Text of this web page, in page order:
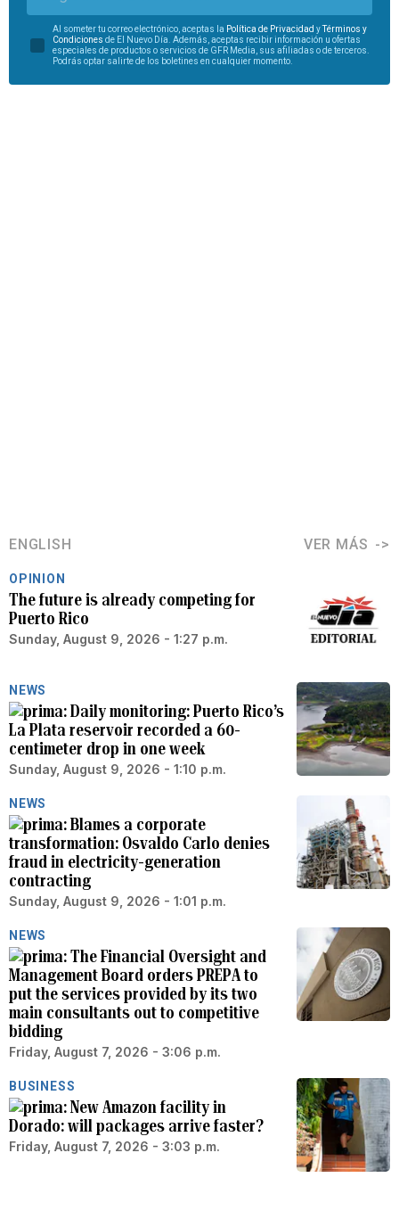
Al someter tu correo electrónico, aceptas la Política de Privacidad yTérminos y
Condiciones de El Nuevo Día. Además, aceptas recibir información u ofertas
especiales de productos o servicios de GFR Media, sus afiliadas o de terceros.
Podrás optar salirte de los boletines en cualquier momento.
ENGLISH VER MÁS
OPINION
The future is already competing for
Puerto Rico
Sunday, August 9, 2026 - 1:27 p.m.
NEWS
Daily monitoring: Puerto Rico’s
La Plata reservoir recorded a 60-
centimeter drop in one week
Sunday, August 9, 2026 - 1:10 p.m.
NEWS
Blames a corporate
transformation: Osvaldo Carlo denies
fraud in electricity-generation
contracting
Sunday, August 9, 2026 - 1:01 p.m.
NEWS
The Financial Oversight and
Management Board orders PREPA to
put the services provided by its two
main consultants out to competitive
bidding
Friday, August 7, 2026 - 3:06 p.m.
BUSINESS
New Amazon facility in
Dorado: will packages arrive faster?
Friday, August 7, 2026 - 3:03 p.m.